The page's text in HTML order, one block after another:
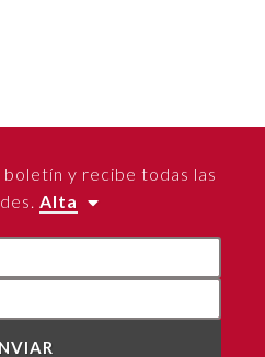
y recibe todas las
Alta